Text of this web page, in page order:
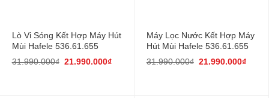
Lò Vi Sóng Kết Hợp Máy Hút
Mùi Hafele 536.61.655
31.990.000₫ 21.990.000₫
Máy Lọc Nước Kết Hợp Máy
Hút Mùi Hafele 536.61.655
31.990.000₫ 21.990.000₫